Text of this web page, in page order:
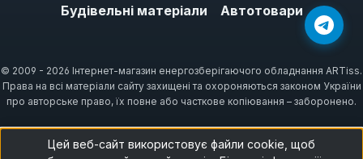
Будівельні матеріали
Автотовари
© 2009 - 2026 Інтернет-магазин енергозберігаючого обладнання ARTiss.
Права на всі матеріали сайту захищені та охороняються законом України
про авторське право, їх повне або часткове копіювання – заборонено.
Цей веб-сайт використовує файли cookie, щоб